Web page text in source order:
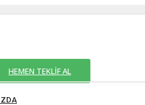
HEMEN TEKLİF AL